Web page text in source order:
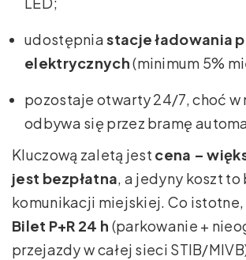
udostępniastacje ładowania
elektrycznych(minimum 5%
pozostaje otwarty 24/7, choć w
odbywa się przez bramę
Kluczową zaletą jest cena –
jest bezpłatna, a jedyny koszt to
komunikacji miejskiej. Co istotne,
Bilet P+R 24 h (parkowanie +
przejazdy w całej sieci STIB/